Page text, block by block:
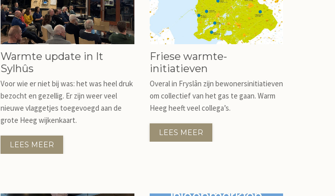
Warmte update in It
Sylhûs
Voor wie er niet bij was: het was heel druk
bezocht en gezellig. Er zijn weer veel
nieuwe vlaggetjes toegevoegd aan de
grote Heeg wijkenkaart.
LEES MEER
Friese warmte-
initiatieven
Overal in Fryslân zijn bewonersinitiatieven
om collectief van het gas te gaan. Warm
Heeg heeft veel collega’s.
LEES MEER